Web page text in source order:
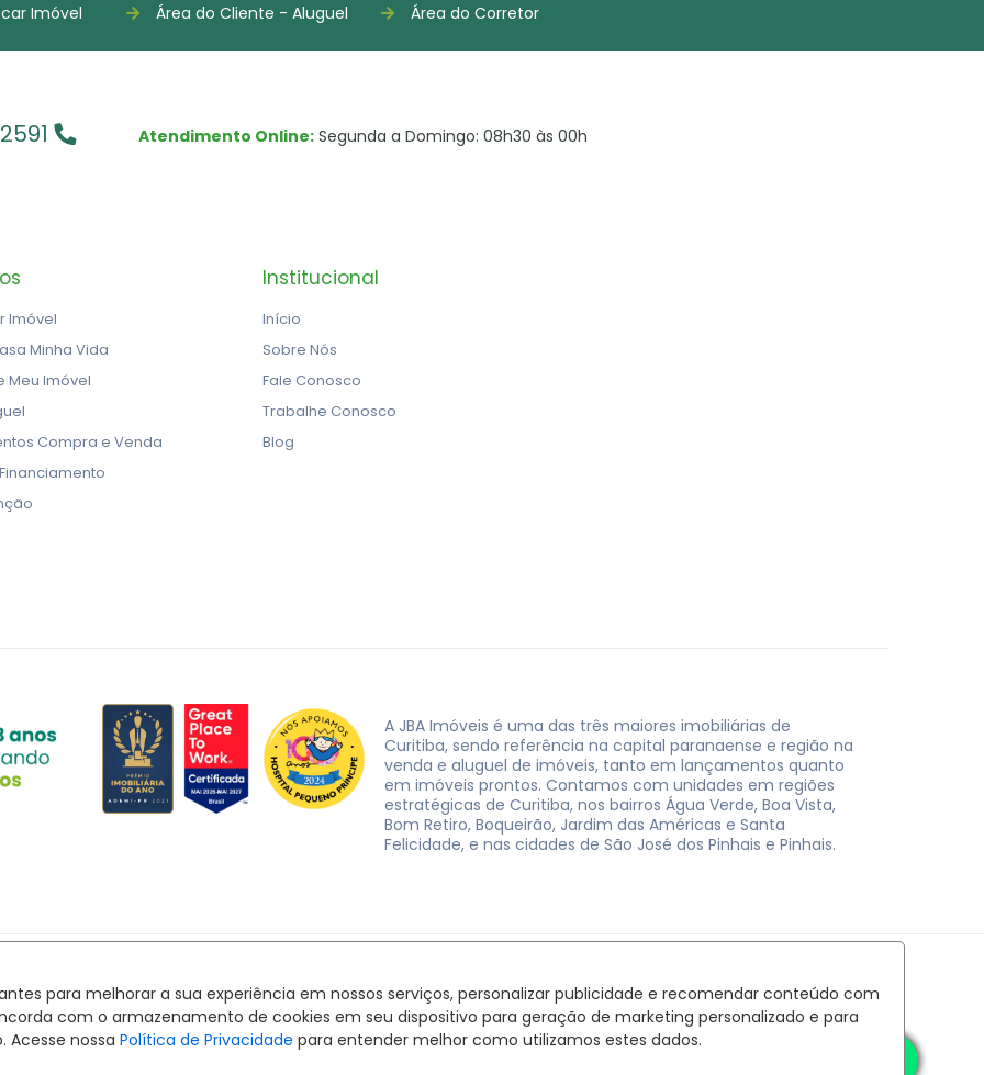
para melhorar a sua experiência em nossos serviços, personalizar publicidade e recomendar conteúdo com
com o armazenamento de cookies em seu dispositivo para geração de marketing personalizado e para
Acesse nossa Política de Privacidade para entender melhor como utilizamos estes dados.
Imóvel Área do Cliente - Aluguel Área do Corretor
Atendimento Online: Segunda a Domingo: 08h30 às 00h
Imóvel
Minha Vida
Meu Imóvel
Compra e Venda
Institucional
Início
Sobre Nós
Fale Conosco
Trabalhe Conosco
Blog
A JBA Imóveis é uma das três maiores imobiliárias de
Curitiba, sendo referência na capital paranaense e região na
venda e aluguel de imóveis, tanto em lançamentos quanto
em imóveis prontos. Contamos com unidades em regiões
estratégicas de Curitiba, nos bairros Água Verde, Boa Vista,
Bom Retiro, Boqueirão, Jardim das Américas e Santa
Felicidade, e nas cidades de São José dos Pinhais e Pinhais.
Política de privacidade
Termos de uso
Feito com
pelo time daRocketImob | Site para Imobiliária